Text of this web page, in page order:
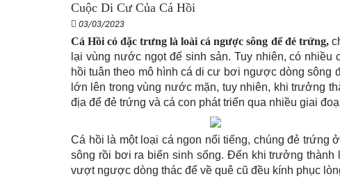
Cuộc Di Cư Của Cá Hồi
03/03/2023
Cá Hồi có đặc trưng là loài cá ngược sông để đẻ trứng,
lại vùng nước ngọt để sinh sản. Tuy nhiên, có
hồi tuân theo mô hình cá di cư bơi ngược dòng sông
lớn lên trong vùng nước mặn, tuy nhiên, khi trưởng
địa để đẻ trứng và cá con phát triển qua nhiều giai
Cá hồi là một loại cá ngon nổi tiếng, chúng đẻ trứng
sông rồi bơi ra biển sinh sống. Đến khi trưởng
vượt ngược dòng thác để về quê cũ đều kính phục